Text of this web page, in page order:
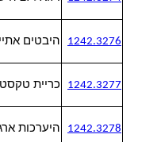
1242.3276 היבטים
1242.3277 כריית טקסט
1242.3278 היערכות